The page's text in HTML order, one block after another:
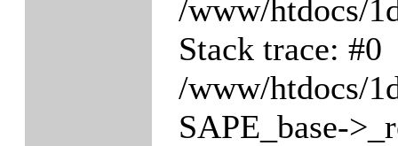
/www/htdocs/
Stack trace: #0
/www/htdocs/
SAPE_base-